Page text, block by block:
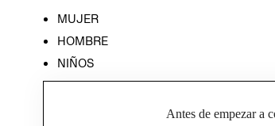
MUJER
HOMBRE
NIÑOS
HOME
Antes de empezar a